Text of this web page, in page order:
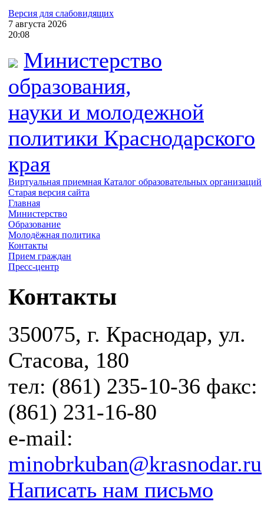
Версия для слабовидящих
7 августа 2026
20:08
Министерство
образования,
науки и молодежной
политики Краснодарского
края
Виртуальная приемная Каталог образовательных организаций
Старая версия сайта
Главная
Министерство
Образование
Молодёжная политика
Контакты
Прием граждан
Пресс-центр
Контакты
350075, г. Краснодар, ул.
Стасова, 180
тел: (861) 235-10-36 факс:
(861) 231-16-80
e-mail:
minobrkuban@krasnodar.ru
Написать нам письмо